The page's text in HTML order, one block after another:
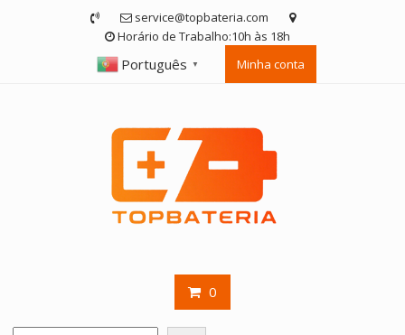
service@topbateria.com
Horário de Trabalho:10h às 18h
Português ▼ Minha conta
0